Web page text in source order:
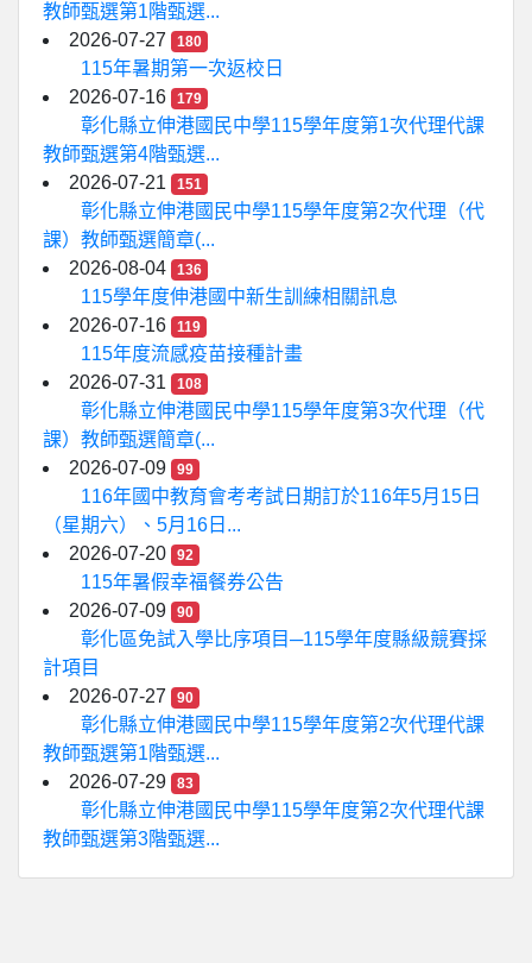
教師甄選第1階甄選...
2026-07-27
180
115年暑期第一次返校日
2026-07-16
179
彰化縣立伸港國民中學115學年度第1次代理代課
教師甄選第4階甄選...
2026-07-21
151
彰化縣立伸港國民中學115學年度第2次代理（代
課）教師甄選簡章(...
2026-08-04
136
115學年度伸港國中新生訓練相關訊息
2026-07-16
119
115年度流感疫苗接種計畫
2026-07-31
108
彰化縣立伸港國民中學115學年度第3次代理（代
課）教師甄選簡章(...
2026-07-09
99
116年國中教育會考考試日期訂於116年5月15日
（星期六）、5月16日...
2026-07-20
92
115年暑假幸福餐券公告
2026-07-09
90
彰化區免試入學比序項目─115學年度縣級競賽採
計項目
2026-07-27
90
彰化縣立伸港國民中學115學年度第2次代理代課
教師甄選第1階甄選...
2026-07-29
83
彰化縣立伸港國民中學115學年度第2次代理代課
教師甄選第3階甄選...